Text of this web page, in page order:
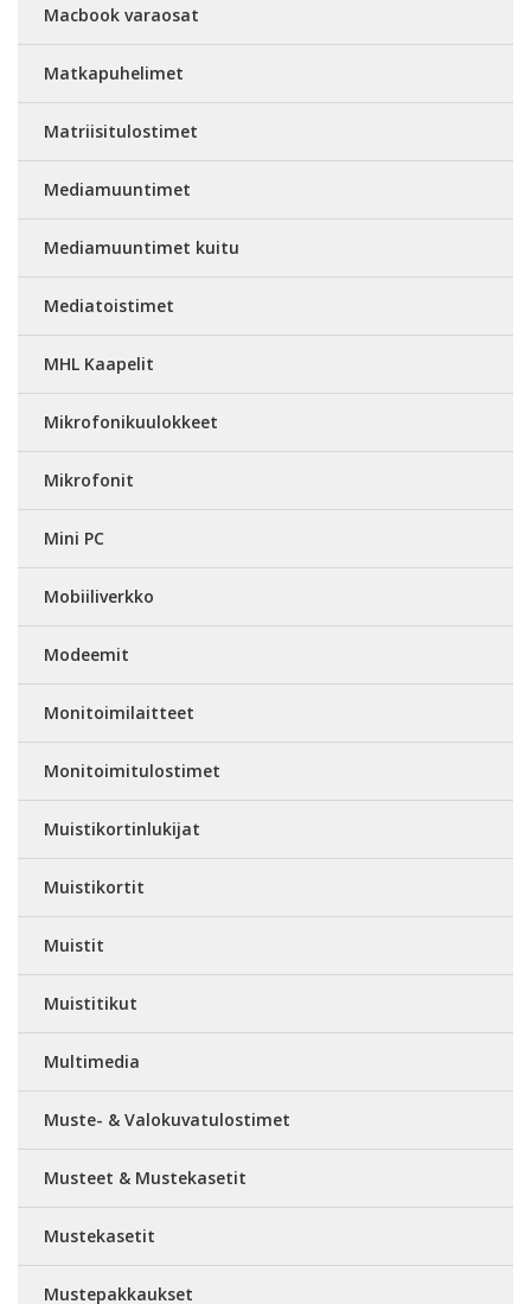
Macbook varaosat
Matkapuhelimet
Matriisitulostimet
Mediamuuntimet
Mediamuuntimet kuitu
Mediatoistimet
MHL Kaapelit
Mikrofonikuulokkeet
Mikrofonit
Mini PC
Mobiiliverkko
Modeemit
Monitoimilaitteet
Monitoimitulostimet
Muistikortinlukijat
Muistikortit
Muistit
Muistitikut
Multimedia
Muste- & Valokuvatulostimet
Musteet & Mustekasetit
Mustekasetit
Mustepakkaukset